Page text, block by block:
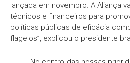
lançada em novembro. A Aliança
técnicos e financeiros para
políticas públicas de eficácia
flagelos”, explicou o presidente